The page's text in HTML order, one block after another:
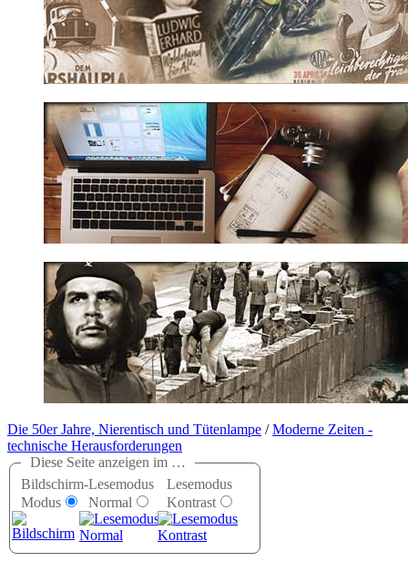
Die 50er Jahre, Nierentisch und Tütenlampe /Moderne Zeiten -
technische Herausforderungen
Diese Seite anzeigen im …
Bildschirm-
Modus
Lesemodus
Normal
Lesemodus
Kontrast